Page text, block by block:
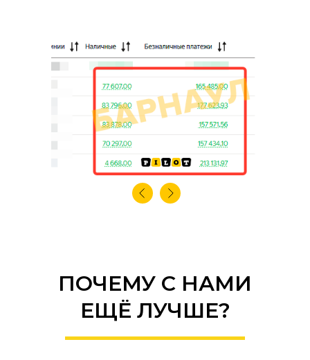
ПОЧЕМУ С НАМИ
ЕЩЁ ЛУЧШЕ?